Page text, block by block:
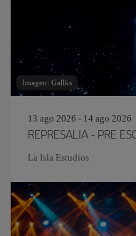
Imagen: Gallks
13 ago 2026 - 14 ago 2026
REPRESALIA - PRE
La Isla Estudios